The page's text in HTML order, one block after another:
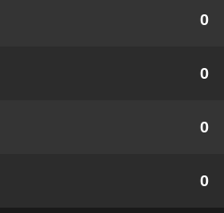
0
0
0
0